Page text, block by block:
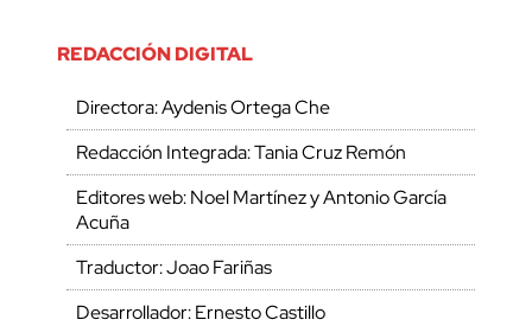
REDACCIÓN DIGITAL
Directora: Aydenis Ortega Che
Redacción Integrada: Tania Cruz Remón
Editores web: Noel Martínez y Antonio García
Acuña
Traductor: Joao Fariñas
Desarrollador: Ernesto Castillo